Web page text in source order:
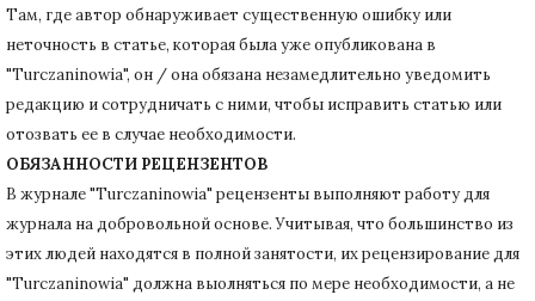
Там, где автор обнаруживает существенную ошибку или
неточность в статье, которая была уже опубликована в
"Turczaninowia", он / она обязана незамедлительно уведомить
редакцию и сотрудничать с ними, чтобы исправить статью или
отозвать ее в случае необходимости.
ОБЯЗАННОСТИ РЕЦЕНЗЕНТОВ
В журнале "Turczaninowia" рецензенты выполняют работу для
журнала на добровольной основе.Учитывая, что большинство из
этих людей находятся в полной занятости, их рецензирование для
"Turczaninowia" должна выолняться по мере необходимости, а не